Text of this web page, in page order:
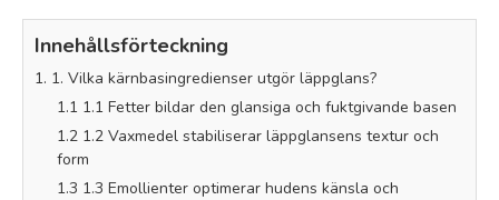
Innehållsförteckning
1. 1. Vilka kärnbasingredienser utgör läppglans?
1.1 1.1 Fetter bildar den glansiga och fuktgivande basen
1.2 1.2 Vaxmedel stabiliserar läppglansens textur och
form
1.3 1.3 Emollienter optimerar hudens känsla och